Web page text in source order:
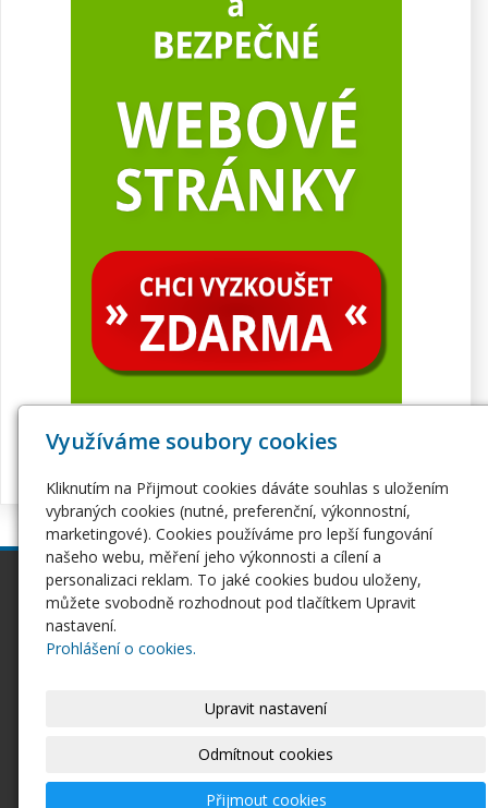
inPage
Webové stránky
Pro začátečníky
Seznámení s inPage
Webhosting
Hosting
Doména EU
Ostatní
Využíváme soubory cookies
Kliknutím na Přijmout cookies dáváte souhlas s uložením
vybraných cookies (nutné, preferenční, výkonnostní,
marketingové). Cookies používáme pro lepší fungování
našeho webu, měření jeho výkonnosti a cílení a
personalizaci reklam. To jaké cookies budou uloženy,
můžete svobodně rozhodnout pod tlačítkem Upravit
nastavení.
Prohlášení o cookies.
Upravit nastavení
Odmítnout cookies
Přijmout cookies